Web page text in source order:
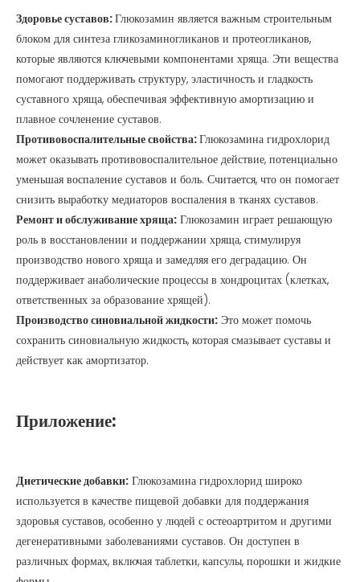
Здоровье суставов:Глюкозамин является важным строительным
блоком для синтеза гликозаминогликанов и протеогликанов,
которые являются ключевыми компонентами хряща. Эти вещества
помогают поддерживать структуру, эластичность и гладкость
суставного хряща, обеспечивая эффективную амортизацию и
плавное сочленение суставов.
Противовоспалительные свойства:Глюкозамина гидрохлорид
может оказывать противовоспалительное действие, потенциально
уменьшая воспаление суставов и боль. Считается, что он помогает
снизить выработку медиаторов воспаления в тканях суставов.
Ремонт и обслуживание хряща: Глюкозамин играет решающую
роль в восстановлении и поддержании хряща, стимулируя
производство нового хряща и замедляя его деградацию. Он
поддерживает анаболические процессы в хондроцитах (клетках,
ответственных за образование хрящей).
Производство синовиальной жидкости: Это может помочь
сохранить синовиальную жидкость, которая смазывает суставы и
действует как амортизатор.
Приложение:
Диетические добавки: Глюкозамина гидрохлорид широко
используется в качестве пищевой добавки для поддержания
здоровья суставов, особенно у людей с остеоартритом и другими
дегенеративными заболеваниями суставов. Он доступен в
различных формах, включая таблетки, капсулы, порошки и жидкие